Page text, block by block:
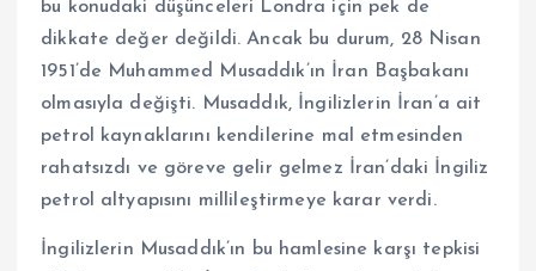
bu konudaki düşünceleri Londra için pek de
dikkate değer değildi. Ancak bu durum, 28 Nisan
1951’de Muhammed Musaddık’ın İran Başbakanı
olmasıyla değişti. Musaddık, İngilizlerin İran’a ait
petrol kaynaklarını kendilerine mal etmesinden
rahatsızdı ve göreve gelir gelmez İran’daki İngiliz
petrol altyapısını millileştirmeye karar verdi.
İngilizlerin Musaddık’ın bu hamlesine karşı tepkisi